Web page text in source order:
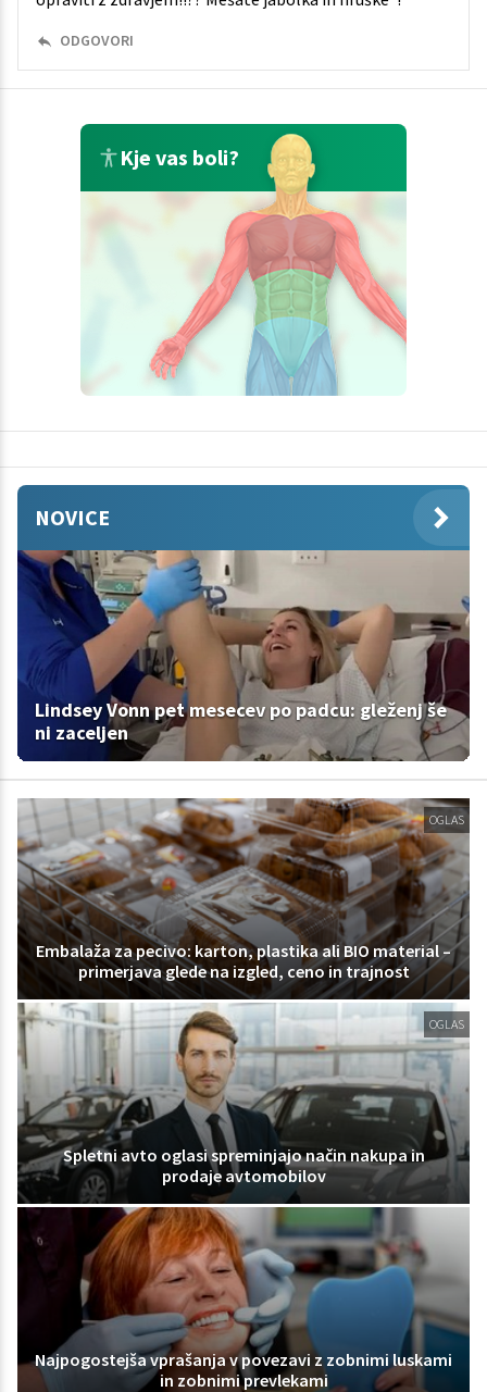
ODGOVORI
Kje vas boli?
NOVICE
Lindsey Vonn pet mesecev po padcu: gleženj še
ni zaceljen
OGLAS
Embalaža za pecivo: karton, plastika ali BIO material –
primerjava glede na izgled, ceno in trajnost
OGLAS
Spletni avto oglasi spreminjajo način nakupa in
prodaje avtomobilov
Najpogostejša vprašanja v povezavi z zobnimi luskami
in zobnimi prevlekami